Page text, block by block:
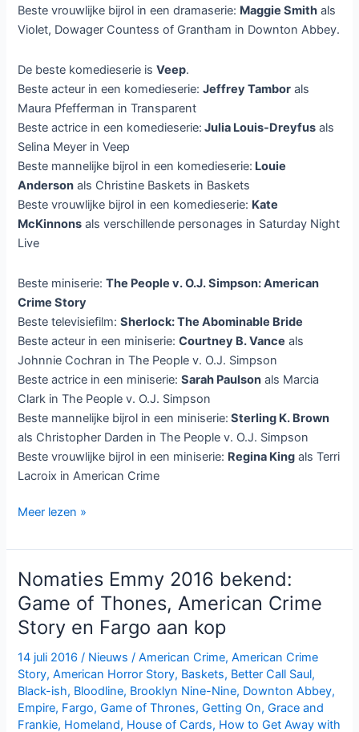
Beste vrouwlijke bijrol in een dramaserie: Maggie Smith als
Violet, Dowager Countess of Grantham in Downton Abbey.
De beste komedieserie isVeep.
Beste acteur in een komedieserie:Jeffrey Tambor als
Maura Pfefferman in Transparent
Beste actrice in een komedieserie: Julia Louis-Dreyfus als
Selina Meyer in Veep
Beste mannelijke bijrol in een komedieserie: Louie
Anderson als Christine Baskets in Baskets
Beste vrouwlijke bijrol in een komedieserie: Kate
McKinnons als verschillende personages in Saturday Night
Live
Beste miniserie:The People v. O.J. Simpson: American
Crime Story
Beste televisiefilm:Sherlock: The Abominable Bride
Beste acteur in een miniserie:Courtney B. Vance als
Johnnie Cochran in The People v. O.J. Simpson
Beste actrice in een miniserie:Sarah Paulson als Marcia
Clark in The People v. O.J. Simpson
Beste mannelijke bijrol in een miniserie: Sterling K. Brown
als Christopher Darden in The People v. O.J. Simpson
Beste vrouwlijke bijrol in een miniserie: Regina King als Terri
Lacroix in American Crime
Game
Thrones
grote
winnaar
Emmmy’s
2016
Meer lezen »
Nomaties Emmy 2016 bekend:
Game of Thones, American Crime
Story en Fargo aan kop
14 juli 2016/ Nieuws /American Crime,American Crime
Story,American Horror Story, Baskets, Better Call Saul,
Black-ish, Bloodline, Brooklyn Nine-Nine, Downton Abbey,
Empire, Fargo,Game of Thrones,Getting On,Grace and
Frankie, Homeland, House of Cards, How to Get Away with